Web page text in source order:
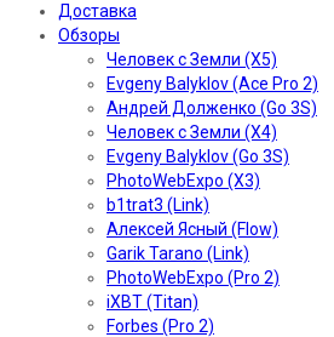
Доставка
Обзоры
Человек с Земли (X5)
Evgeny Balyklov (Ace Pro 2)
Андрей Долженко (Go 3S)
Человек с Земли (X4)
Evgeny Balyklov (Go 3S)
PhotoWebExpo (X3)
b1trat3 (Link)
Алексей Ясный (Flow)
Garik Tarano (Link)
PhotoWebExpo (Pro 2)
iXBT (Titan)
Forbes (Pro 2)